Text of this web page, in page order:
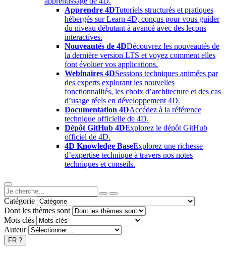
Apprendre 4DTutoriels structurés et pratiques
hébergés sur Learn 4D, conçus pour vous guider
du niveau débutant à avancé avec des leçons
interactives.
Nouveautés de 4DDécouvrez les nouveautés de
la dernière version LTS et voyez comment elles
font évoluer vos applications.
Webinaires 4DSessions techniques animées par
des experts explorant les nouvelles
fonctionnalités, les choix d’architecture et des cas
d’usage réels en développement 4D.
Documentation 4DAccédez à la référence
technique officielle de 4D.
Dépôt GitHub 4DExplorez le dépôt GitHub
officiel de 4D.
4D Knowledge BaseExplorez une richesse
d’expertise technique à travers nos notes
techniques et conseils.
Catégorie
Dont les thèmes sont
Mots clés
Auteur
FR ?